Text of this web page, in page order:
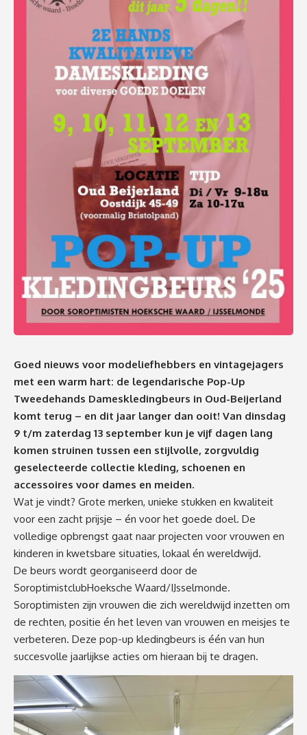
Goed nieuws voor modeliefhebbers en vintagejagers
met een warm hart: de legendarische Pop-Up
Tweedehands Dameskledingbeurs in Oud-Beijerland
komt terug – en dit jaar langer dan ooit! Van dinsdag
9 t/m zaterdag 13 september kun je vijf dagen lang
komen struinen tussen een stijlvolle, zorgvuldig
geselecteerde collectie kleding, schoenen en
accessoires voor dames en meiden.
Wat je vindt? Grote merken, unieke stukken en kwaliteit
voor een zacht prijsje – én voor het goede doel. De
volledige opbrengst gaat naar projecten voor vrouwen en
kinderen in kwetsbare situaties, lokaal én wereldwijd.
De beurs wordt georganiseerd door de
SoroptimistclubHoeksche Waard/IJsselmonde.
Soroptimisten zijn vrouwen die zich wereldwijd inzetten om
de rechten, positie én het leven van vrouwen en meisjes te
verbeteren. Deze pop-up kledingbeurs is één van hun
succesvolle jaarlijkse acties om hieraan bij te dragen.